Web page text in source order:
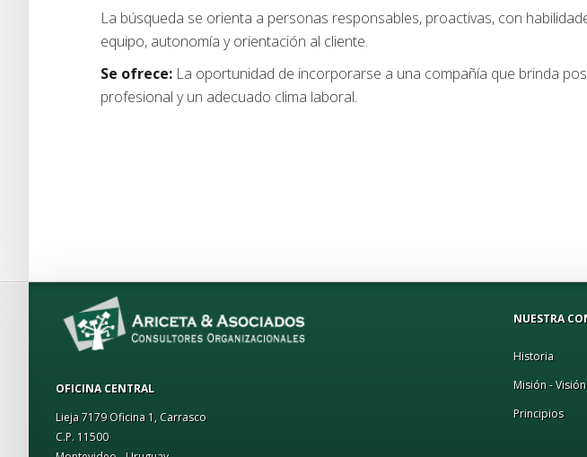
La búsqueda se orienta a personas responsables, proactivas, con
equipo, autonomía y orientación al cliente.
Se ofrece: La oportunidad de incorporarse a una compañía que brinda
profesional y un adecuado clima laboral.
OFICINA CENTRAL
Lieja 7179 Oficina 1, Carrasco
C.P. 11500
NUESTRA
Historia
Misión -
Principios